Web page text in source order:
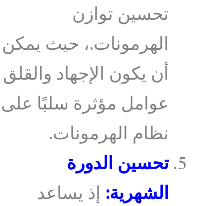
تحسين توازن
الهرمونات.، حيث يمكن
أن يكون الإجهاد والقلق
عوامل مؤثرة سلبًا على
نظام الهرمونات.
تحسين الدورة
الشهرية: إذ يساعد